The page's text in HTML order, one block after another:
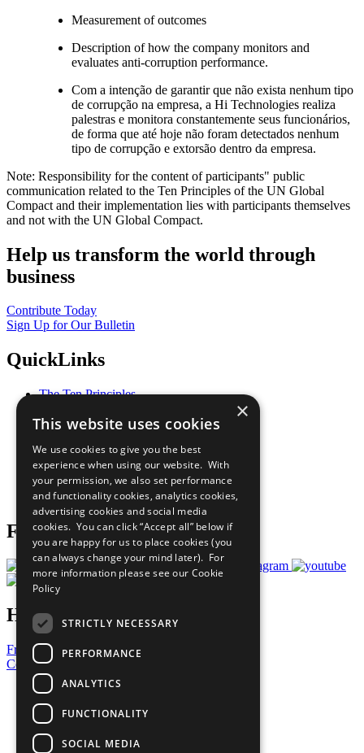
Measurement of outcomes
Description of how the company monitors and
evaluates anti-corruption performance.
Com a intenção de garantir que não exista nenhum tipo
de corrupção na empresa, a Hi Technologies realiza
palestras e monitora constantemente seus funcionários,
de forma que até hoje não foram detectados nenhum
tipo de corrupção e extorsão dentro da empresa.
Note: Responsibility for the content of participants" public
communication related to the Ten Principles of the UN Global
Compact and their implementation lies with participants themselves
and not with the UN Global Compact.
Help us transform the world through
business
Contribute Today
Sign Up for Our Bulletin
QuickLinks
The Ten Principles
Our Participants
What You Can Do
Careers & Opportunities
Join Now
Prepare your CoP
Follow Us
Have a Question?
Frequently Asked Questions
Contact Us
United Nations
Privacy Policy
Cookies Policy
Copyright
Photo Credits
×
This website uses cookies
We use cookies to give you the best
experience when using our website. With
your permission, we also set performance
and functionality cookies, analytics cookies,
advertising cookies and social media
cookies. You can click “Accept all” below if
you are happy for us to place cookies (you
can always change your mind later). For
more information please see our Cookie
Policy
STRICTLY NECESSARY
PERFORMANCE
ANALYTICS
FUNCTIONALITY
SOCIAL MEDIA